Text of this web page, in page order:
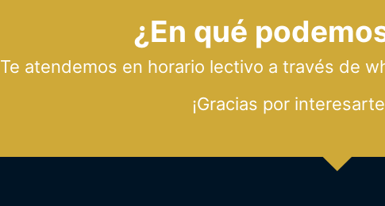
¿En qué
Te atendemos en horario lectivo a través de
¡Gracias por